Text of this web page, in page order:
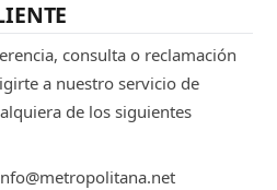
consulta o reclamación
a nuestro servicio de
de los siguientes